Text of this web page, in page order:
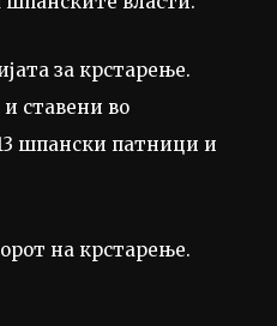
за крстарење.
ставени во
шпански патници и
на крстарење.